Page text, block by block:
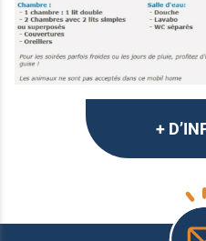
+